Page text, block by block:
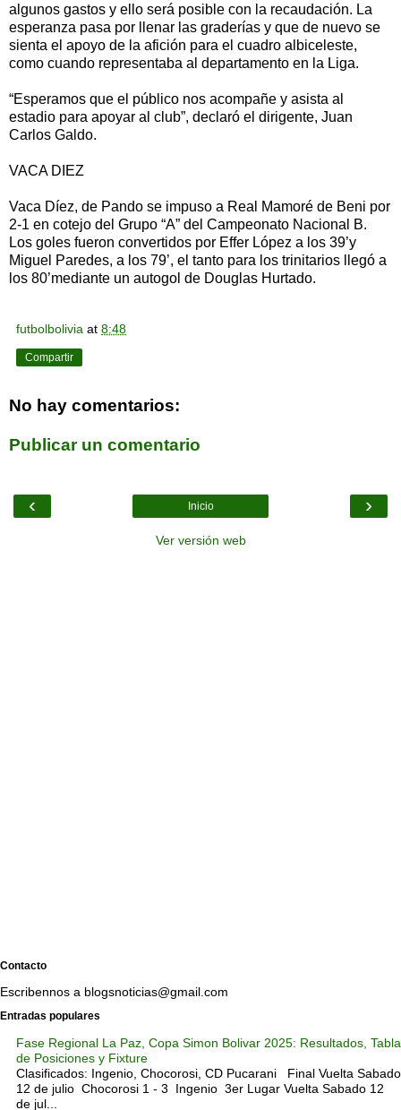
algunos gastos y ello será posible con la recaudación. La
esperanza pasa por llenar las graderías y que de nuevo se
sienta el apoyo de la afición para el cuadro albiceleste,
como cuando representaba al departamento en la Liga.
“Esperamos que el público nos acompañe y asista al
estadio para apoyar al club”, declaró el dirigente, Juan
Carlos Galdo.
VACA DIEZ
Vaca Díez, de Pando se impuso a Real Mamoré de Beni por
2-1 en cotejo del Grupo “A” del Campeonato Nacional B.
Los goles fueron convertidos por Effer López a los 39’y
Miguel Paredes, a los 79’, el tanto para los trinitarios llegó a
los 80’mediante un autogol de Douglas Hurtado.
futbolbolivia at 8:48
Compartir
No hay comentarios:
Publicar un comentario
‹ ›
Inicio
Ver versión web
Contacto
Escribennos a blogsnoticias@gmail.com
Entradas populares
Fase Regional La Paz, Copa Simon Bolivar 2025: Resultados, Tabla
de Posiciones y Fixture
Clasificados: Ingenio, Chocorosi, CD Pucarani Final Vuelta Sabado
12 de julio Chocorosi 1 - 3 Ingenio 3er Lugar Vuelta Sabado 12
de jul...